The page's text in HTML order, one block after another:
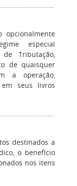
opcionalmente
especial
Tributação,
de quaisquer
a operação,
seus livros
destinados a
o benefício
nos itens